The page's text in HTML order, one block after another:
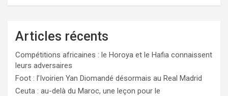
Articles récents
Compétitions africaines : le Horoya et le Hafia connaissent
leurs adversaires
Foot : l’Ivoirien Yan Diomandé désormais au Real Madrid
Ceuta : au-delà du Maroc, une leçon pour le